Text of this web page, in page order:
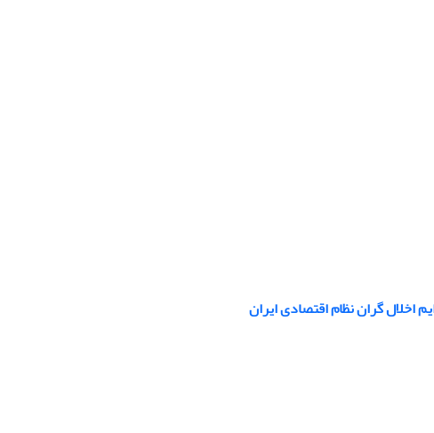
اخلال گران نظام اقتصادی ایران